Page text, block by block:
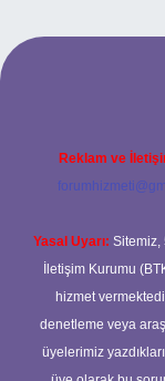
Reklam ve
Yasal Uyarı: Sitemiz,
İletişim Kurumu
hizmet
denetleme veya
üyelerimiz